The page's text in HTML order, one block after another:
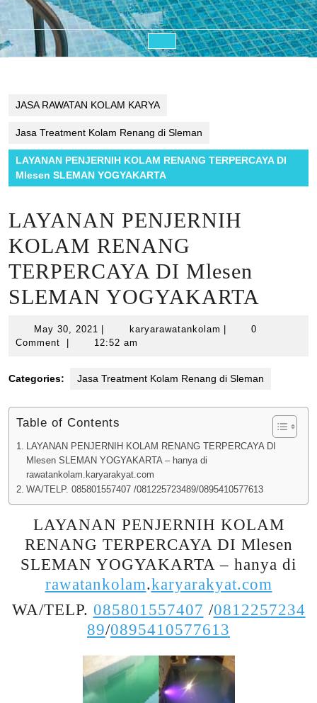
Open
JASA RAWATAN KOLAM KARYA
Jasa Treatment Kolam Renang di Sleman
LAYANAN PENJERNIH KOLAM RENANG TERPERCAYA DI
Mlesen SLEMAN YOGYAKARTA
LAYANAN PENJERNIH
KOLAM RENANG
TERPERCAYA DI Mlesen
SLEMAN YOGYAKARTA
May 30, 2021 May
30,
karyarawatankolam karyarawatankolam
0
Comment
12:52 am
Categories: Jasa Treatment Kolam Renang di Sleman
Table of Contents
LAYANAN PENJERNIH KOLAM RENANG TERPERCAYA DI
Mlesen SLEMAN YOGYAKARTA – hanya di
rawatankolam.karyarakyat.com
WA/TELP. 085801557407 /081225723489/0895410577613
LAYANAN PENJERNIH KOLAM
RENANG TERPERCAYA DI Mlesen
SLEMAN YOGYAKARTA – hanya di
rawatankolam.karyarakyat.com
WA/TELP. 085801557407 /0812257234
89/0895410577613